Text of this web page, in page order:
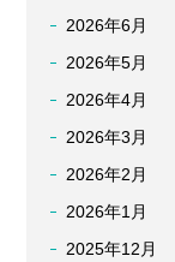
2026年6月
2026年5月
2026年4月
2026年3月
2026年2月
2026年1月
2025年12月